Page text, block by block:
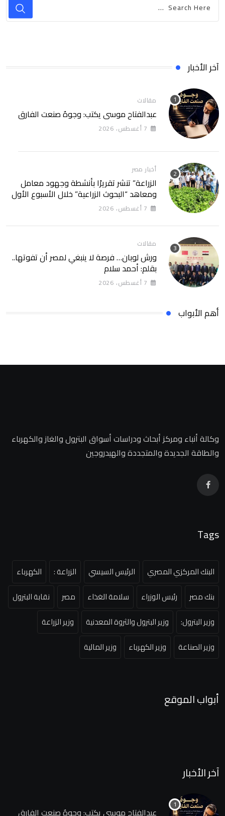
آخر الأخبار
مقالات
عبدالفتاح موسى يكتب: وجوهٌ صنعت الفارق
7 أغسطس، 2026
أخبار مصر
الزراعة” تنشر تقريرًا بأنشطة وجهود معامل
ومعاهد “البحوث الزراعية” خلال الأسبوع الأول
من أغسطس 2026
7 أغسطس، 2026
مقالات
ورش لوبان… فرصة لا ينبغي لمصر أن تفوتها..
بقلم: أحمد سلام
7 أغسطس، 2026
أهم الأبواب
وكالة أنباء ومركز أبحاث ودراسات أسواق البترول والغاز والكهرباء
والطاقة الجديدة والمتجددة والهيدروجين
Tags
البنك المركزي المصري الرئيس السيسي الزراعة :
الكهرباء
بنك مصر
رئيس الوزراء سلامة الغذاء مصر
نقابة البترول
وزير البترول:
وزير البترول والثروة المعدنية
وزير الزراعة
وزير الصناعة
وزير الكهرباء وزير المالية
أبواب الموقع
آخر الأخبار
عبدالفتاح موسى يكتب: وجوهٌ صنعت الفارق